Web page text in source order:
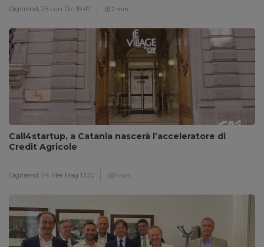
Digitrend, 25 Lun Dic 19:47 2 min
Call4startup, a Catania nascerà l’acceleratore di
Credit Agricole
Digitrend, 24 Mer Mag 13:20 1 min